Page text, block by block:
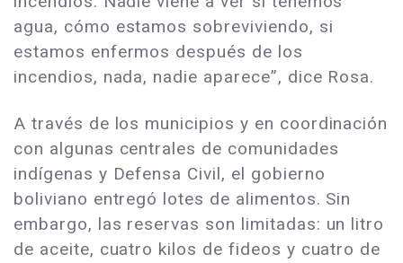
agua, cómo estamos sobreviviendo, si
estamos enfermos después de los
incendios, nada, nadie aparece”, dice Rosa.
A través de los municipios y en coordinación
con algunas centrales de comunidades
indígenas y Defensa Civil, el gobierno
boliviano entregó lotes de alimentos. Sin
embargo, las reservas son limitadas: un litro
de aceite, cuatro kilos de fideos y cuatro de